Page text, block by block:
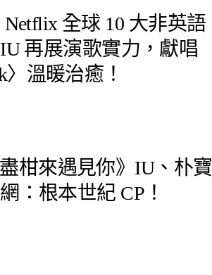
Netflix 全球 10 大非英語
再展演歌實力，獻唱
〉溫暖治癒！
柑來遇見你》IU、朴寶
：根本世紀 CP！